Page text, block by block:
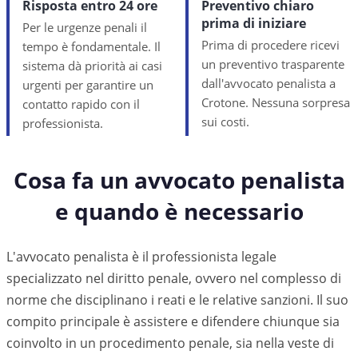
Risposta entro 24 ore
Per le urgenze penali il
tempo è fondamentale. Il
sistema dà priorità ai casi
urgenti per garantire un
contatto rapido con il
professionista.
Preventivo chiaro
prima di iniziare
Prima di procedere ricevi
un preventivo trasparente
dall'avvocato penalista a
Crotone. Nessuna sorpresa
sui costi.
Cosa fa un avvocato penalista
e quando è necessario
L'avvocato penalista è il professionista legale
specializzato nel diritto penale, ovvero nel complesso di
norme che disciplinano i reati e le relative sanzioni. Il suo
compito principale è assistere e difendere chiunque sia
coinvolto in un procedimento penale, sia nella veste di